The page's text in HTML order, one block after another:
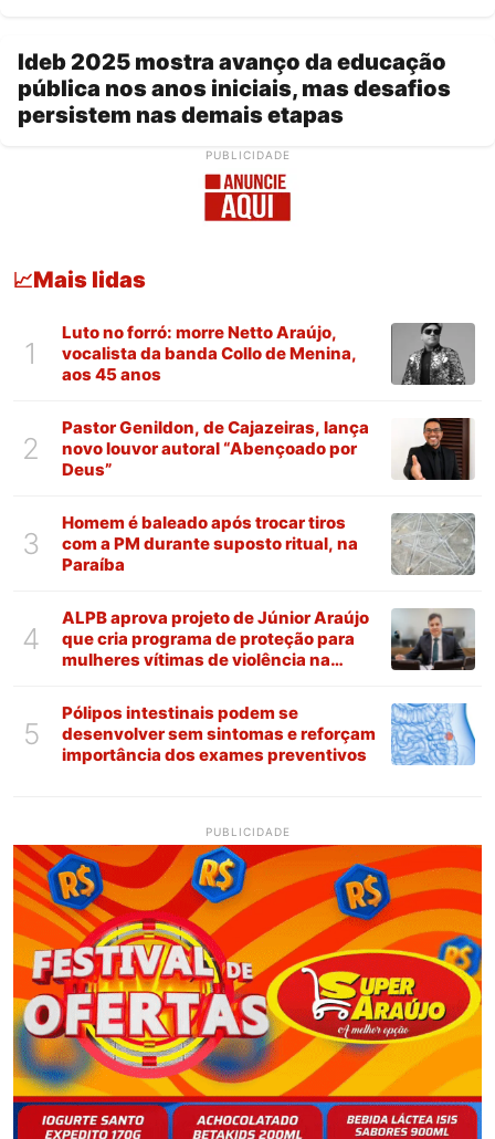
Ideb 2025 mostra avanço da educação
pública nos anos iniciais, mas desafios
persistem nas demais etapas
PUBLICIDADE
📈Mais lidas
1
Luto no forró: morre Netto Araújo,
vocalista da banda Collo de Menina,
aos 45 anos
2
Pastor Genildon, de Cajazeiras, lança
novo louvor autoral “Abençoado por
Deus”
3
Homem é baleado após trocar tiros
com a PM durante suposto ritual, na
Paraíba
4
ALPB aprova projeto de Júnior Araújo
que cria programa de proteção para
mulheres vítimas de violência na
5
Pólipos intestinais podem se
desenvolver sem sintomas e reforçam
importância dos exames preventivos
PUBLICIDADE